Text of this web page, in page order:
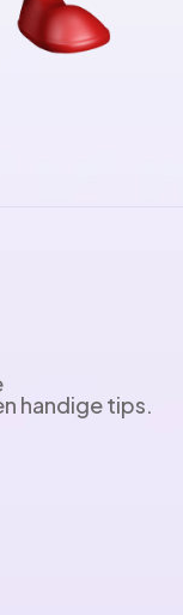
handige tips.